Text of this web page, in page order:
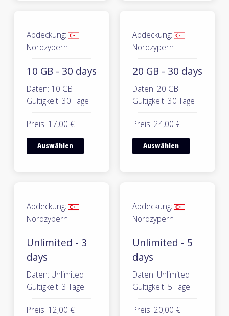
Abdeckung:
Nordzypern
10 GB - 30 days
Daten: 10 GB
Gültigkeit: 30 Tage
Preis: 17,00 €
Auswählen
Abdeckung:
Nordzypern
20 GB - 30 days
Daten: 20 GB
Gültigkeit: 30 Tage
Preis: 24,00 €
Auswählen
Abdeckung:
Nordzypern
Unlimited - 3
days
Daten: Unlimited
Gültigkeit: 3 Tage
Preis: 12,00 €
Abdeckung:
Nordzypern
Unlimited - 5
days
Daten: Unlimited
Gültigkeit: 5 Tage
Preis: 20,00 €